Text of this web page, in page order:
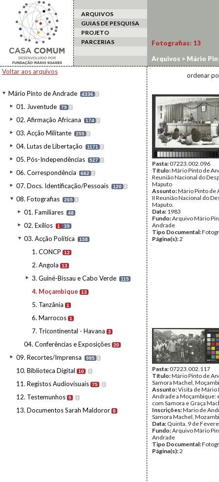
ARQUIVOS
GUIAS DE PESQUISA
PROJETO
PARCERIAS
Voltar aos arquivos
Mário Pinto de Andrade 4336 I
01. Juventude 79 I
02. Afirmação Africana 174 I
03. Acção Militante 255 I
04. Lutas de Libertação 1171 I
05. Pós-Independências 527 I
06. Correspondência 662 I
07. Docs. Identificação/Pessoais 120 I
08. Fotografias 265 I
01. Familiares 48
02. Exílios 1 39
03. Acção Política 158
1. CONCP 12
2. Angola 13
3. Guiné-Bissau e Cabo Verde 115
4. Moçambique 13
5. Tanzânia 1
6. Marrocos 1
7. Tricontinental - Havana 3
04. Conferências e Exposições 20
09. Recortes/Imprensa 985 I
10. Biblioteca Digital 10 I
11. Registos Audiovisuais 75 I
12. Testemunhos 5 I
13. Documentos Sarah Maldoror 8
Fotografias: 13
Arquivos > Mário
ordenar
Pasta:07223.002.096
Título:Mário Pinto de
Reunião Nacional do
Maputo
Assunto:Mário Pinto de
II Reunião Nacional do
Maputo.
Data: 1983
Fundo:Arquivo Mário
Andrade
Tipo Documental:
Página(s):2
Pasta:07223.002.117
Título:Mário Pinto de
Samora Machel,
Assunto:Visita de Mário
Andrade a Moçambique:
com Samora e Graça
Inscrições:Mario de
Samora Machel,
Data: Quinta, 9 de
Fundo:Arquivo Mário
Andrade
Tipo Documental:
Página(s):2